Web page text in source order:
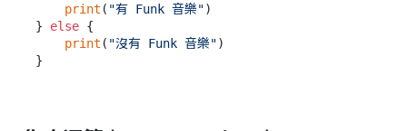
print ( "有 Funk 音樂")
} else {
print ( "沒有 Funk 音樂")